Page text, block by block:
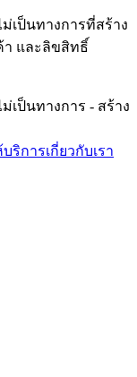
ม่เป็นทางการที่สร้าง
า และลิขสิทธิ์
ม่เป็นทางการ - สร้าง
ริการเกี่ยวกับเรา